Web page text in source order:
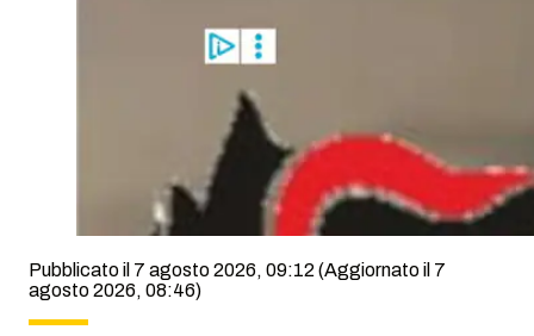
Pubblicato il 7 agosto 2026, 09:12 (Aggiornato il 7
agosto 2026, 08:46)